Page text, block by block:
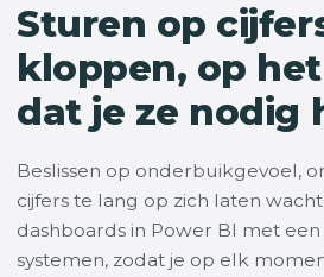
Sturen op
kloppen, op
dat je ze nodig
Beslissen op onderbuikgevoel,
cijfers te lang op zich laten
dashboards in Power BI met
systemen, zodat je op elk